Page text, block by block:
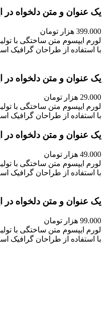
یک عنوان و متن دلخواه در
399.000 هزار تومان
لورم ایپسوم متن ساختگی با
با استفاده از طراحان گرافیک
یک عنوان و متن دلخواه در
29.000 هزار تومان
لورم ایپسوم متن ساختگی با
با استفاده از طراحان گرافیک
یک عنوان و متن دلخواه در
49.000 هزار تومان
لورم ایپسوم متن ساختگی با
با استفاده از طراحان گرافیک
یک عنوان و متن دلخواه در
99.000 هزار تومان
لورم ایپسوم متن ساختگی با
با استفاده از طراحان گرافیک